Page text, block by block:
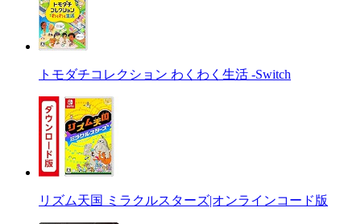
トモダチコレクション わくわく生活 -Switch
リズム天国 ミラクルスターズ|オンラインコード版